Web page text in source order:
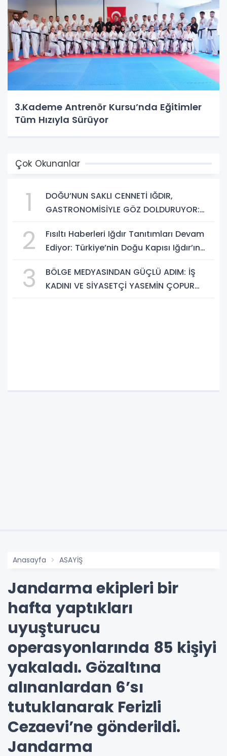
3.Kademe Antrenör Kursu’nda Eğitimler
Tüm Hızıyla Sürüyor
Çok Okunanlar
1
DOĞU’NUN SAKLI CENNETİ IĞDIR,
GASTRONOMİSİYLE GÖZ DOLDURUYOR:
BULUŞMA NOKTASI
2
Fısıltı Haberleri Iğdır Tanıtımları Devam
Ediyor: Türkiye’nin Doğu Kapısı Iğdır’ın
3
BÖLGE MEDYASINDAN GÜÇLÜ ADIM: İŞ
KADINI VE SİYASETÇİ YASEMİN ÇOPUR
Anasayfa ASAYİŞ
Jandarma ekipleri bir
hafta yaptıkları
uyuşturucu
operasyonlarında 85 kişiyi
yakaladı. Gözaltına
alınanlardan 6’sı
tutuklanarak Ferizli
Cezaevi’ne gönderildi.
Jandarma